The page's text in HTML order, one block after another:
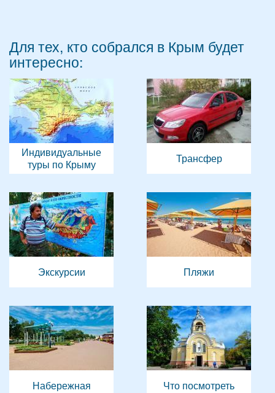
Для тех, кто собрался в Крым будет
интересно:
Индивидуальные
туры по Крыму
Трансфер
Экскурсии Пляжи
Набережная Что посмотреть